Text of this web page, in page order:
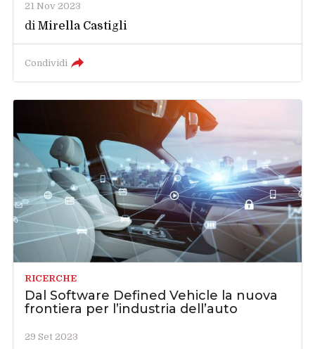
21 Nov 2023
diMirella Castigli
Condividi
RICERCHE
Dal Software Defined Vehicle la nuova
frontiera per l’industria dell’auto
29 Set 2023